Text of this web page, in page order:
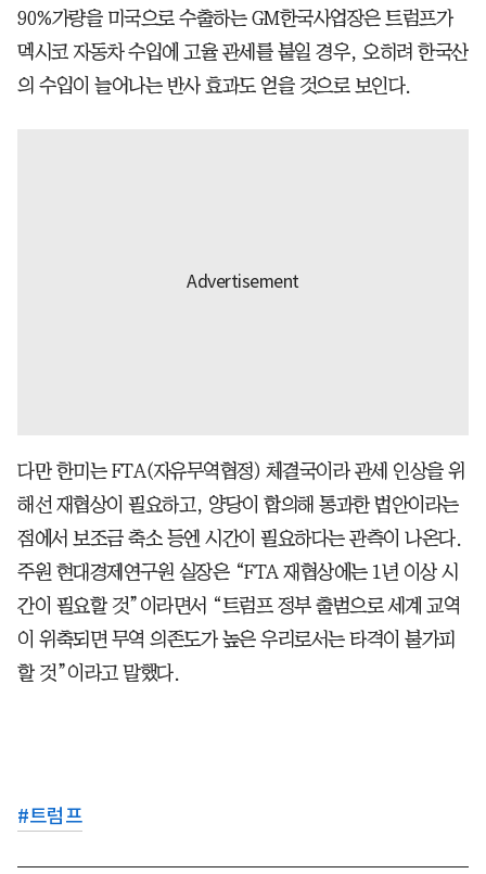
90%가량을 미국으로 수출하는 GM한국사업장은 트럼프가
멕시코 자동차 수입에 고율 관세를 붙일 경우, 오히려 한국산
의 수입이 늘어나는 반사 효과도 얻을 것으로 보인다.
다만 한미는 FTA(자유무역협정) 체결국이라 관세 인상을 위
해선 재협상이 필요하고, 양당이 합의해 통과한 법안이라는
점에서 보조금 축소 등엔 시간이 필요하다는 관측이 나온다.
주원 현대경제연구원 실장은 “FTA 재협상에는 1년 이상 시
간이 필요할 것”이라면서 “트럼프 정부 출범으로 세계 교역
이 위축되면 무역 의존도가 높은 우리로서는 타격이 불가피
할 것”이라고 말했다.
#트럼프